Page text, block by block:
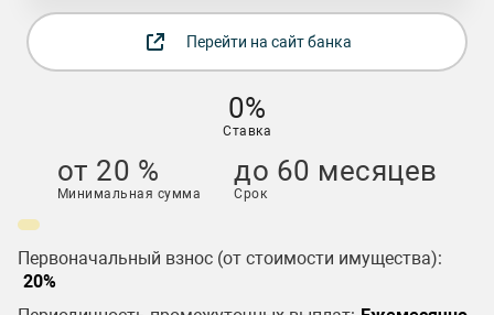
Перейти на сайт банка
0%
Ставка
от 20 %
Минимальная сумма
до 60 месяцев
Срок
Первоначальный взнос (от стоимости имущества):
20%